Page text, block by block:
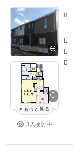
もっと見る
3人検討中